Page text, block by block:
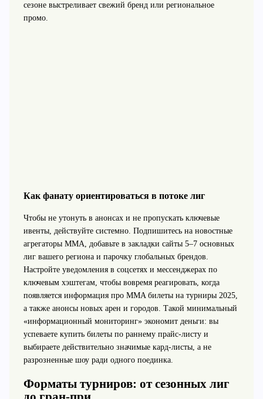
сезоне выстреливает свежий бренд или региональное
промо.
Как фанату ориентироваться в потоке лиг
Чтобы не утонуть в анонсах и не пропускать ключевые
ивенты, действуйте системно. Подпишитесь на новостные
агрегаторы ММА, добавьте в закладки сайты 5–7 основных
лиг вашего региона и парочку глобальных брендов.
Настройте уведомления в соцсетях и мессенджерах по
ключевым хэштегам, чтобы вовремя реагировать, когда
появляется информация про MMA билеты на турниры 2025,
а также анонсы новых арен и городов. Такой минимальный
«информационный мониторинг» экономит деньги: вы
успеваете купить билеты по раннему прайс-листу и
выбираете действительно значимые кард-листы, а не
разрозненные шоу ради одного поединка.
Форматы турниров: от сезонных лиг